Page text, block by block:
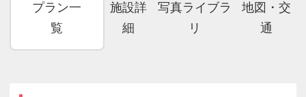
プラン一
覧
施設詳
細
写真ライブラ
リ
地図・交
通